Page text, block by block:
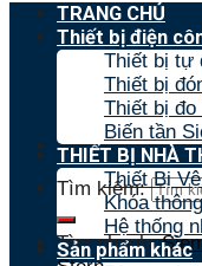
Tìm kiếm:
Tìm nhanh:
TRANG CHỦ
Thiết bị điện
Thiết bị tự
Thiết bị
Thiết bị
Biến tần
THIẾT BỊ NHÀ
Thiết Bị
Khóa
Hệ thống
Sản phẩm khác